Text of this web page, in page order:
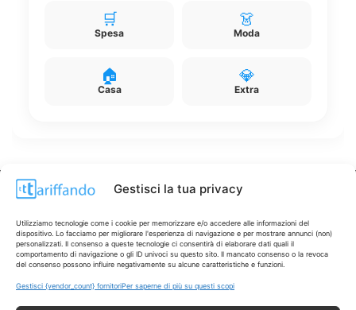
Gestisci la tua privacy
Utilizziamo tecnologie come i cookie per memorizzare e/o accedere alle informazioni del
dispositivo. Lo facciamo per migliorare l'esperienza di navigazione e per mostrare annunci (non)
personalizzati. Il consenso a queste tecnologie ci consentirà di elaborare dati quali il
comportamento di navigazione o gli ID univoci su questo sito. Il mancato consenso o la revoca
del consenso possono influire negativamente su alcune caratteristiche e funzioni.
Gestisci {vendor_count} fornitoriPer saperne di più su questi scopi
🛒
Spesa
👗
Moda
🏠
Casa
💎
Extra
Disclaimer
I marchi citati appartengono ai rispettivi proprietari. Le offerte
segnalate possono subire variazioni: verifica sempre le condizioni
sui siti ufficiali.